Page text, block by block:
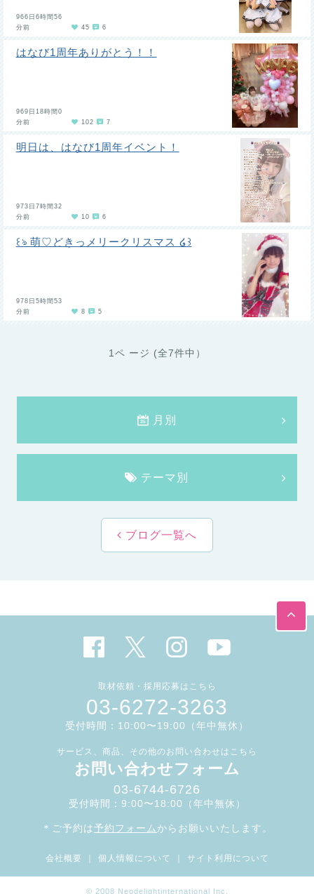
966日6時間56
分前
45 6
はなび1周年ありがとう！！
969日18時間0
分前
102 7
明日は、はなび1周年イベント！
973日7時間32
分前
10 6
꒰ঌ 萌♡どきっメリークリスマス ໒꒱
978日5時間53
分前
8 5
1ペ ージ (全7件中）
月別
テーマ別
ブログ一覧へ
取材依頼・採用応募はこちら
03-6272-3263
受付時間：10:00〜19:00（年中無休）
サービス、商品、その他のお問い合わせはこちら
お問い合わせフォーム
03-6744-6726
受付時間：9:00〜18:00（年中無休）
＊ご予約は予約フォーム からお願いいたします。
会社概要 ｜ 個人情報について ｜ サイト利用について
© 2008 Neodelightinternational Inc.